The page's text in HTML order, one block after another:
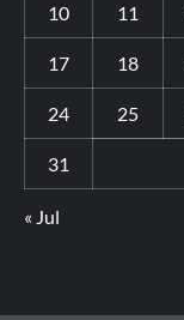
10 11
17 18
24 25
31
« Jul